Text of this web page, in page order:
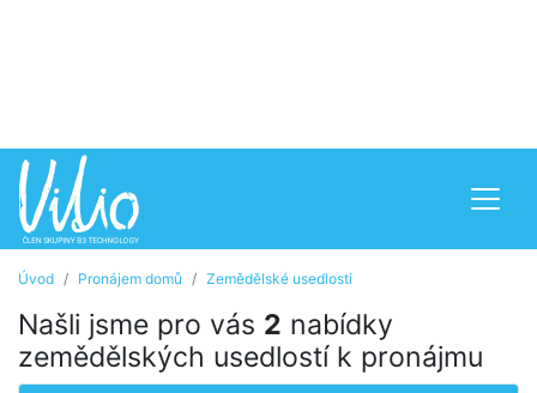
Úvod Pronájem domů Zemědělské usedlosti
Našli jsme pro vás 2 nabídky
zemědělských usedlostí k pronájmu